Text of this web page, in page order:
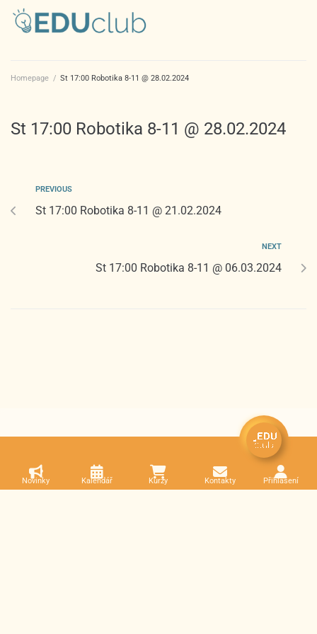
Homepage / St 17:00 Robotika 8-11 @ 28.02.2024
St 17:00 Robotika 8-11 @ 28.02.2024
PREVIOUS
St 17:00 Robotika 8-11 @ 21.02.2024
NEXT
St 17:00 Robotika 8-11 @ 06.03.2024
Novinky Kalendář Kurzy Kontakty Přihlášení